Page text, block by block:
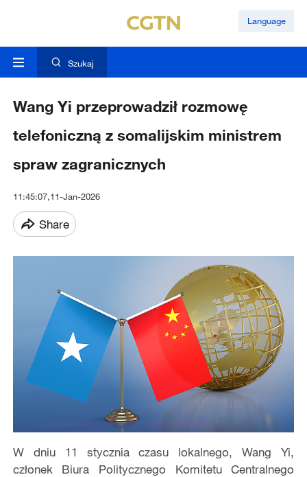
Language
Szukaj
Wang Yi przeprowadził rozmowę
telefoniczną z somalijskim ministrem
spraw zagranicznych
11:45:07,11-Jan-2026
Share
W dniu 11 stycznia czasu lokalnego, Wang Yi,
członek Biura Politycznego Komitetu Centralnego